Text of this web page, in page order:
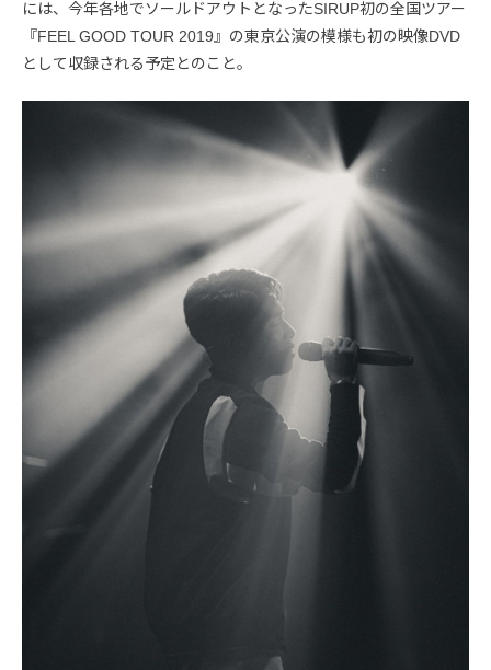
には、今年各地でソールドアウトとなったSIRUP初の全国ツアー
『FEEL GOOD TOUR 2019』の東京公演の模様も初の映像DVD
として収録される予定とのこと。